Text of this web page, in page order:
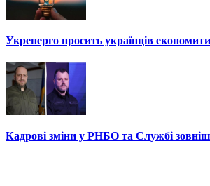
Укренерго просить українців
Кадрові зміни у РНБО та Службі